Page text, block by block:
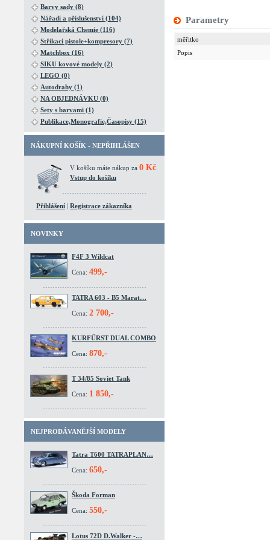
Barvy sady (8)
Nářadí a příslušenství (104)
Modelařská Chemie (116)
Stříkací pistole+kompresory (7)
Matchbox (16)
SIKU kovové modely (2)
LEGO (0)
Autodrahy (1)
NA OBJEDNÁVKU (0)
Sety s barvami (1)
Publikace,Monografie,Časopisy (15)
NÁKUPNÍ KOŠÍK - NEPŘIHLÁŠEN
V košíku máte nákup za 0 Kč
Vstup do košíku
Přihlášení | Registrace zákazníka
NOVINKY
F4F 3 Wildcat
Cena: 499,-
TATRA 603 - B5 Marat…
Cena: 2 700,-
KURFÜRST DUAL COMBO
Cena: 870,-
T 34/85 Soviet Tank
Cena: 1 850,-
NEJPRODÁVANĚJŠÍ MODELY
Tatra T600 TATRAPLAN…
Cena: 650,-
Škoda Forman
Cena: 550,-
Lotus 72D D.Walker -…
Parametry
měřitko
Popis